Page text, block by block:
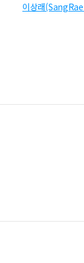
이상래